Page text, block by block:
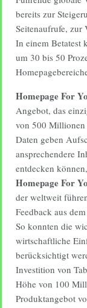
bereits zur
Seitenaufrufe, zur
In einem Betatest
um 30 bis 50
Homepage For
Angebot, das
von 500
Daten geben
ansprechendere
entdecken
Homepage For
der weltweit
Feedback aus
So konnten die
wirtschaftliche
berücksichtigt
Investition von
Höhe von 100
Produktangebot